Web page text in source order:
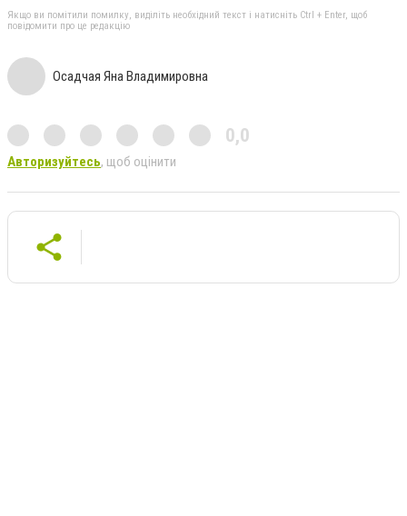
Якщо ви помітили помилку, виділіть необхідний текст і натисніть Ctrl + Enter, щоб
повідомити про це редакцію
Осадчая Яна Владимировна
0,0
Авторизуйтесь, щоб оцінити